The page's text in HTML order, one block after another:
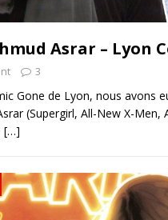
Asrar – Lyon
3
Gone de Lyon, nous avons
(Supergirl, All-New X-
[…]